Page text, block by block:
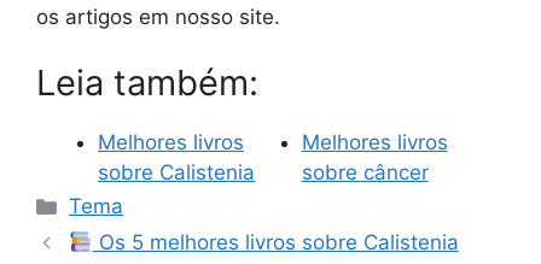
os artigos em nosso site.
Leia também:
Melhores livros
sobre Calistenia
Melhores livros
sobre câncer
Categorias
Tema
Os 5 melhores livros sobre Calistenia